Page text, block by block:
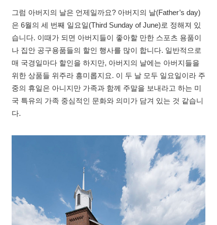
그럼 아버지의 날은 언제일까요? 아버지의 날(Father’s day)
은 6월의 세 번째 일요일(Third Sunday of June)로 정해져 있
습니다. 이때가 되면 아버지들이 좋아할 만한 스포츠 용품이
나 집안 공구용품들의 할인 행사를 많이 합니다. 일반적으로
매 국경일마다 할인을 하지만, 아버지의 날에는 아버지들을
위한 상품들 위주라 흥미롭지요. 이 두 날 모두 일요일이라 주
중의 휴일은 아니지만 가족과 함께 주말을 보내라고 하는 미
국 특유의 가족 중심적인 문화와 의미가 담겨 있는 것 같습니
다.